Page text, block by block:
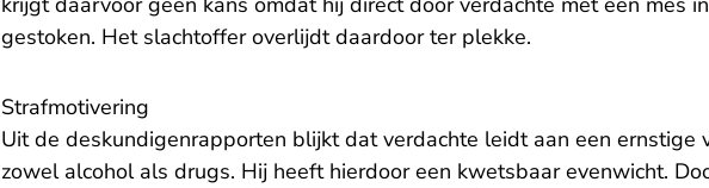
gestoken. Het slachtoffer overlijdt daardoor ter plekke.
Strafmotivering
Uit de deskundigenrapporten blijkt dat verdachte leidt aan een ernstige
zowel alcohol als drugs. Hij heeft hierdoor een kwetsbaar evenwicht.